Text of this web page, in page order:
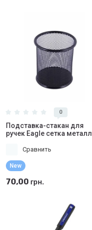
0
Подставка-стакан для
ручек Eagle сетка металл
Сравнить
New
70,00 грн.